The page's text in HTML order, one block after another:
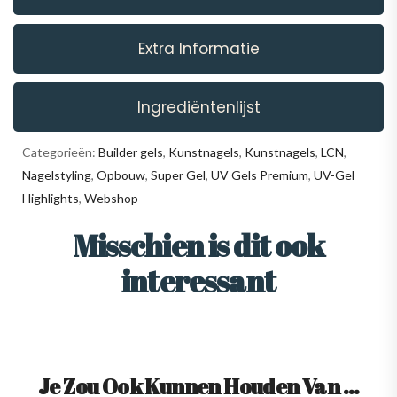
Extra Informatie
Ingrediëntenlijst
Categorieën: Builder gels, Kunstnagels, Kunstnagels, LCN,
Nagelstyling, Opbouw, Super Gel, UV Gels Premium, UV-Gel
Highlights, Webshop
Misschien is dit ook
interessant
Je Zou Ook Kunnen Houden Van …